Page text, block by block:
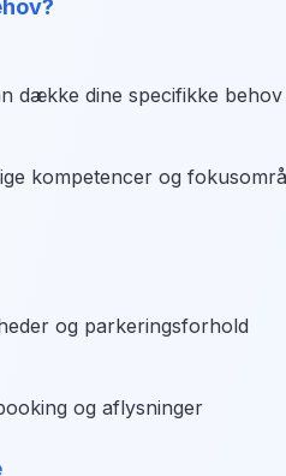
dække dine specifikke behov
kompetencer og
og parkeringsforhold
og aflysninger